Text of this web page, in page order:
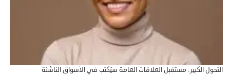
التحول الكبير: مستقبل العلاقات العامة سيُكتب في الأسواق الناشئة